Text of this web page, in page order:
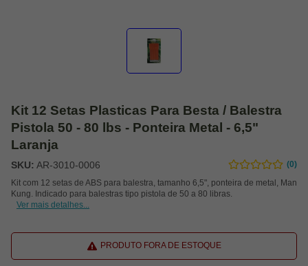
Kit 12 Setas Plasticas Para Besta / Balestra
Pistola 50 - 80 lbs - Ponteira Metal - 6,5"
Laranja
SKU: AR-3010-0006
(0)
Kit com 12 setas de ABS para balestra, tamanho 6,5", ponteira de metal, Man
Kung. Indicado para balestras tipo pistola de 50 a 80 libras.
Ver mais detalhes...
PRODUTO FORA DE ESTOQUE